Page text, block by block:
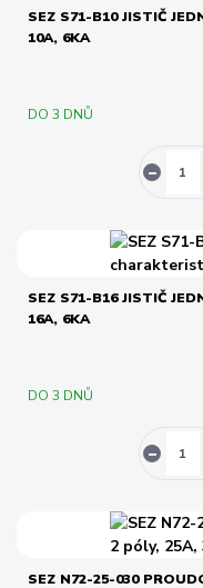
SEZ S71-B10 JISTIČ
10A, 6KA
DO 3 DNŮ
SEZ S71-B16 JISTIČ
16A, 6KA
DO 3 DNŮ
SEZ N72-25-030